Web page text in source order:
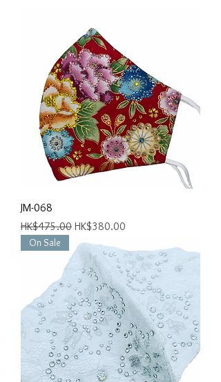
JM-068
一般價格
HK$475.00 促銷價格
HK$380.00
On Sale